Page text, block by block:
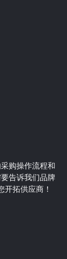
购操作流程和
告诉我们品牌
开拓供应商！